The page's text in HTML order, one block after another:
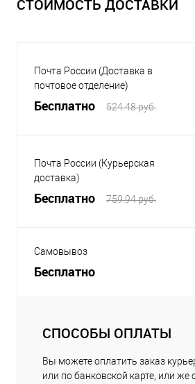
СТОИМОСТЬ ДОСТАВКИ
Почта России (Доставка в
почтовое отделение)
Бесплатно 524.48 руб.
Почта России (Курьерская
доставка)
Бесплатно 759.94 руб.
Самовывоз
Бесплатно
СПОСОБЫ ОПЛАТЫ
Вы можете оплатить заказ
или по банковской карте, или же